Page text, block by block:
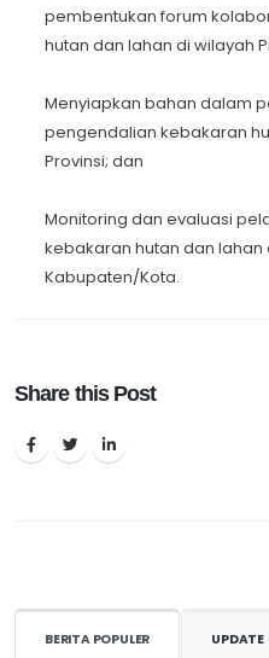
pembentukan forum
hutan dan lahan di wilayah
Menyiapkan bahan dalam
pengendalian kebakaran
Provinsi; dan
Monitoring dan evaluasi
kebakaran hutan dan lahan
Kabupaten/Kota.
Share this Post
BERITA POPULER UPDATE